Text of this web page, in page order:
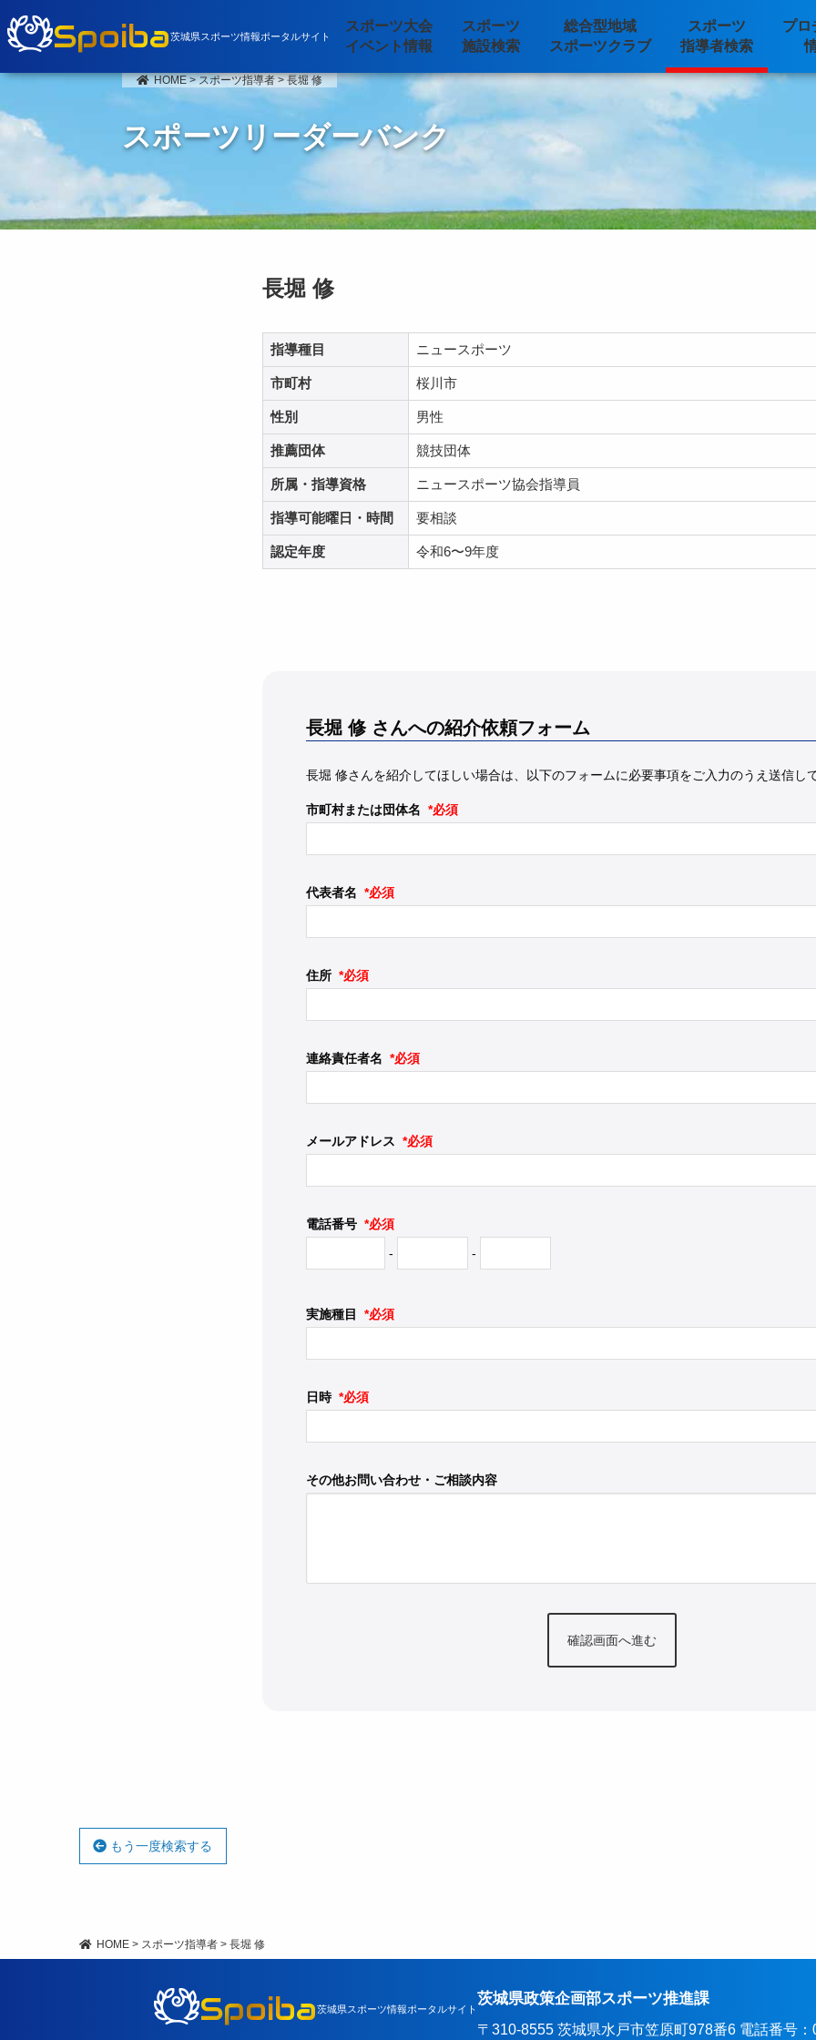
Spoiba茨城県スポーツ情報ポータルサイト
スポーツ大会
イベント情報
スポーツ
施設検索
総合型地域
スポーツクラブ
スポーツ
指導者検索
プロ
HOME>スポーツ指導者>長堀 修
スポーツリーダーバンク
長堀 修
指導種目 ニュースポーツ
市町村 桜川市
性別 男性
推薦団体 競技団体
所属・指導資格 ニュースポーツ協会指導員
指導可能曜日・時間 要相談
認定年度 令和6〜9年度
長堀 修 さんへの紹介依頼フォーム
長堀 修さんを紹介してほしい場合は、以下のフォームに必要事項をご入力のうえ送信し
市町村または団体名 *必須
代表者名 *必須
住所 *必須
連絡責任者名 *必須
メールアドレス *必須
電話番号 *必須
-
-
実施種目 *必須
日時 *必須
その他お問い合わせ・ご相談内容
もう一度検索する
HOME > スポーツ指導者 > 長堀 修
Spoiba茨城県スポーツ情報ポータルサイト
茨城県政策企画部スポーツ推進課
〒310-8555 茨城県水戸市笠原町978番6 電話番号